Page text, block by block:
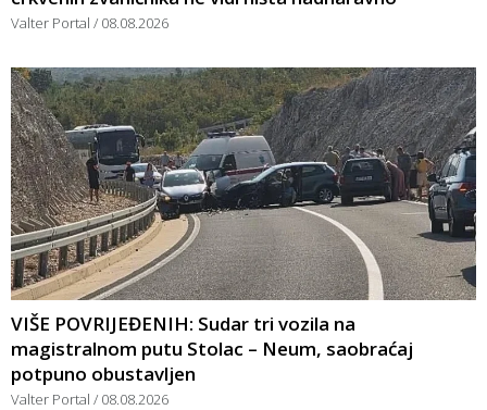
Valter Portal 08.08.2026
VIŠE POVRIJEĐENIH: Sudar tri vozila na
magistralnom putu Stolac – Neum, saobraćaj
potpuno obustavljen
Valter Portal 08.08.2026